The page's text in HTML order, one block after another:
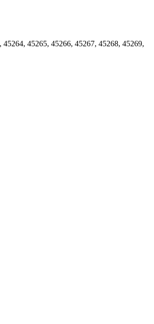
, 45264, 45265, 45266, 45267, 45268, 45269,